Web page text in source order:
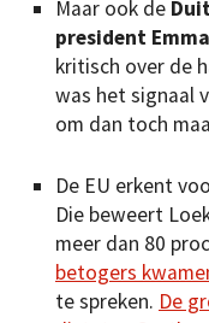
Maar ook de
president
kritisch over de
was het signaal
om dan toch
De EU erkent
Die beweert
meer dan 80
betogers
te spreken. De